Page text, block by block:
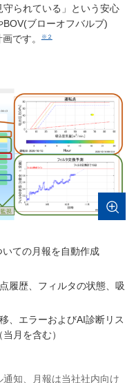
られている」という安心
ブローオフバルブ)
画です。※２
ての月報を自動作成
履歴、フィルタの状態、吸
、エラーおよびAI診断リス
月を含む）
知、月報は当社社内向け